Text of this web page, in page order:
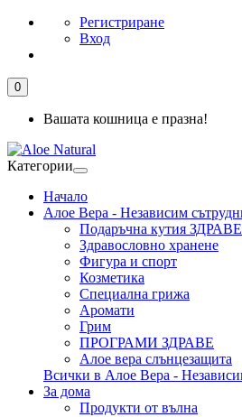
Регистриране
Вход
0
Вашата кошница е празна!
Категории
Начало
Алое Вера - Независим
Подаръчна кутия ЗДРАВЕ
Здравословно хранене
Фигура и спорт
Козметика
Специална грижа
Аромати
Грим
ПРОГРАМИ ЗДРАВЕ
Алое вера слънцезащита
Всички в Алое Вера -
За дома
Продукти от вълна